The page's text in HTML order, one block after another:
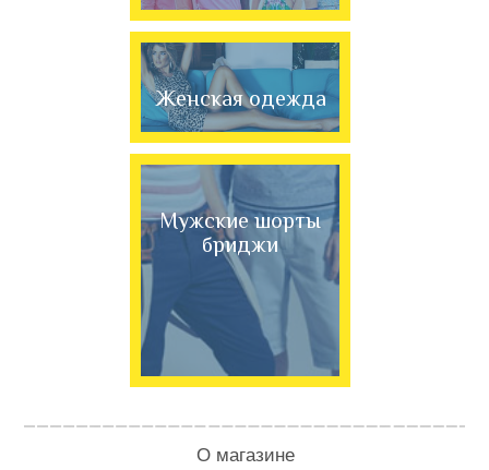
Женская одежда
Мужские шорты
бриджи
О магазине